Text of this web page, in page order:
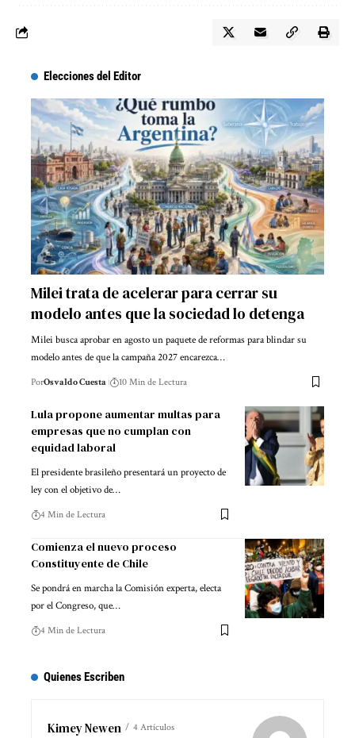
Elecciones del Editor
Milei trata de acelerar para cerrar su
modelo antes que la sociedad lo detenga
Milei busca aprobar en agosto un paquete de reformas para blindar su
modelo antes de que la campaña 2027 encarezca…
PorOsvaldo Cuesta 10 Min de Lectura
Lula propone aumentar multas para
empresas que no cumplan con
equidad laboral
El presidente brasileño presentará un proyecto de
ley con el objetivo de…
4 Min de Lectura
Comienza el nuevo proceso
Constituyente de Chile
Se pondrá en marcha la Comisión experta, electa
por el Congreso, que…
4 Min de Lectura
Quienes Escriben
Kimey Newen 4 Artículos